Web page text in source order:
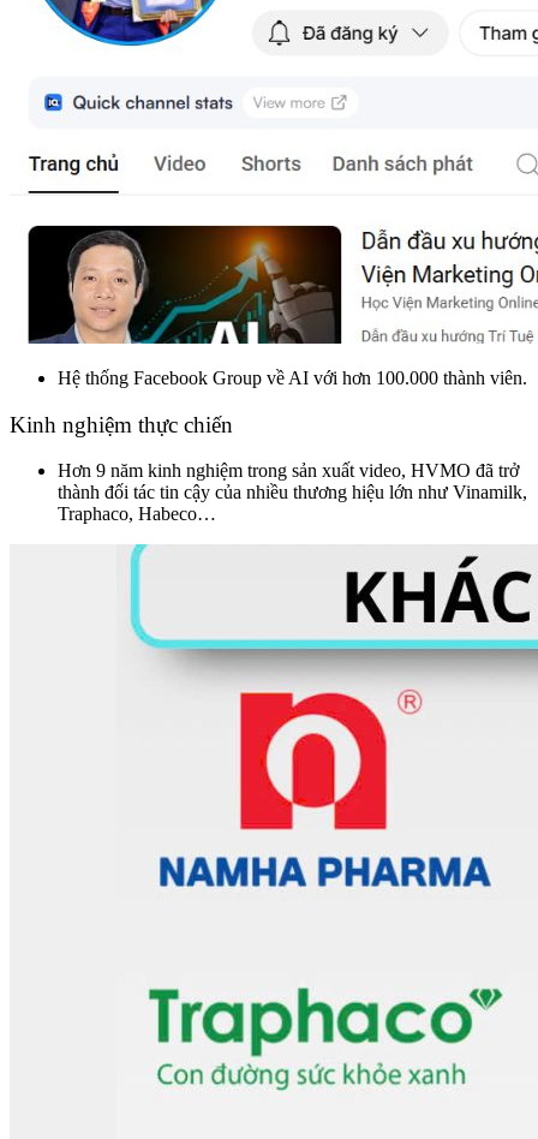
Hệ thống Facebook Group về AI với hơn 100.000 thành viên.
Kinh nghiệm thực chiến
Hơn 9 năm kinh nghiệm trong sản xuất video, HVMO đã trở
thành đối tác tin cậy của nhiều thương hiệu lớn như Vinamilk,
Traphaco, Habeco…